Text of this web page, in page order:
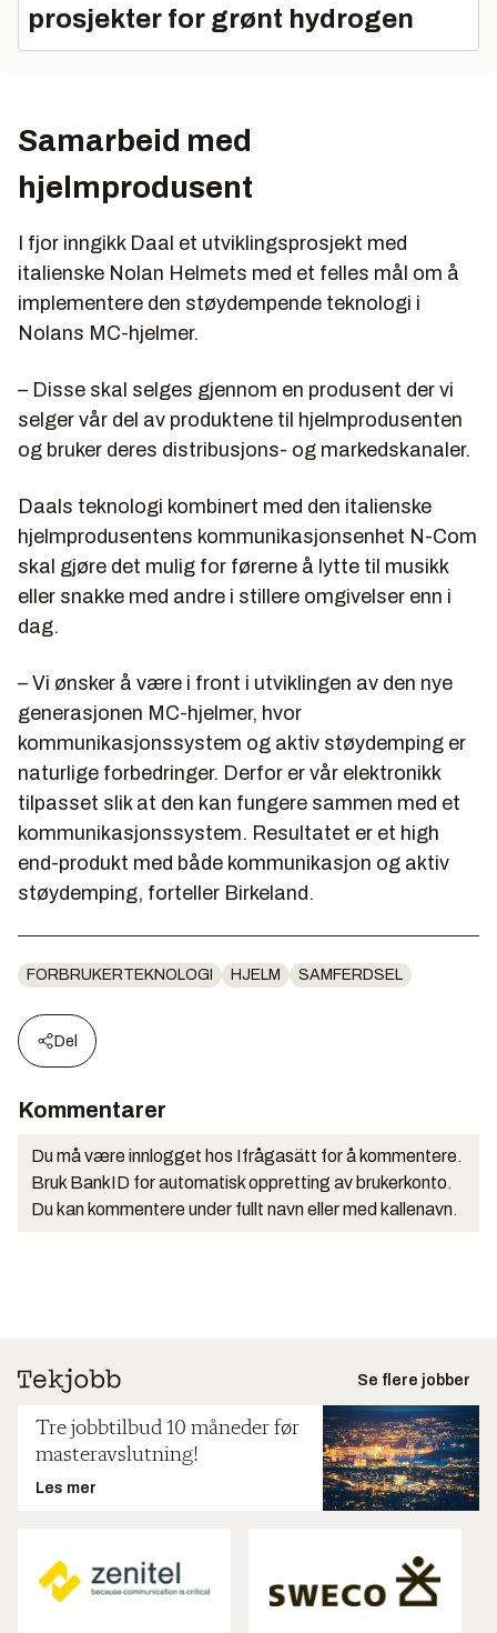
prosjekter for grønt hydrogen
Samarbeid med
hjelmprodusent
I fjor inngikk Daal et utviklingsprosjekt med
italienske Nolan Helmets med et felles mål om å
implementere den støydempende teknologi i
Nolans MC-hjelmer.
– Disse skal selges gjennom en produsent der vi
selger vår del av produktene til hjelmprodusenten
og bruker deres distribusjons- og markedskanaler.
Daals teknologi kombinert med den italienske
hjelmprodusentens kommunikasjonsenhet N-Com
skal gjøre det mulig for førerne å lytte til musikk
eller snakke med andre i stillere omgivelser enn i
dag.
– Vi ønsker å være i front i utviklingen av den nye
generasjonen MC-hjelmer, hvor
kommunikasjonssystem og aktiv støydemping er
naturlige forbedringer. Derfor er vår elektronikk
tilpasset slik at den kan fungere sammen med et
kommunikasjonssystem. Resultatet er et high
end-produkt med både kommunikasjon og aktiv
støydemping, forteller Birkeland.
FORBRUKERTEKNOLOGI HJELM SAMFERDSEL
Del
Kommentarer
Du må være innlogget hos Ifrågasätt for å kommentere.
Bruk BankID for automatisk oppretting av brukerkonto.
Du kan kommentere under fullt navn eller med kallenavn.
Se flere jobber
Tre jobbtilbud 10 måneder før
masteravslutning!
Les mer